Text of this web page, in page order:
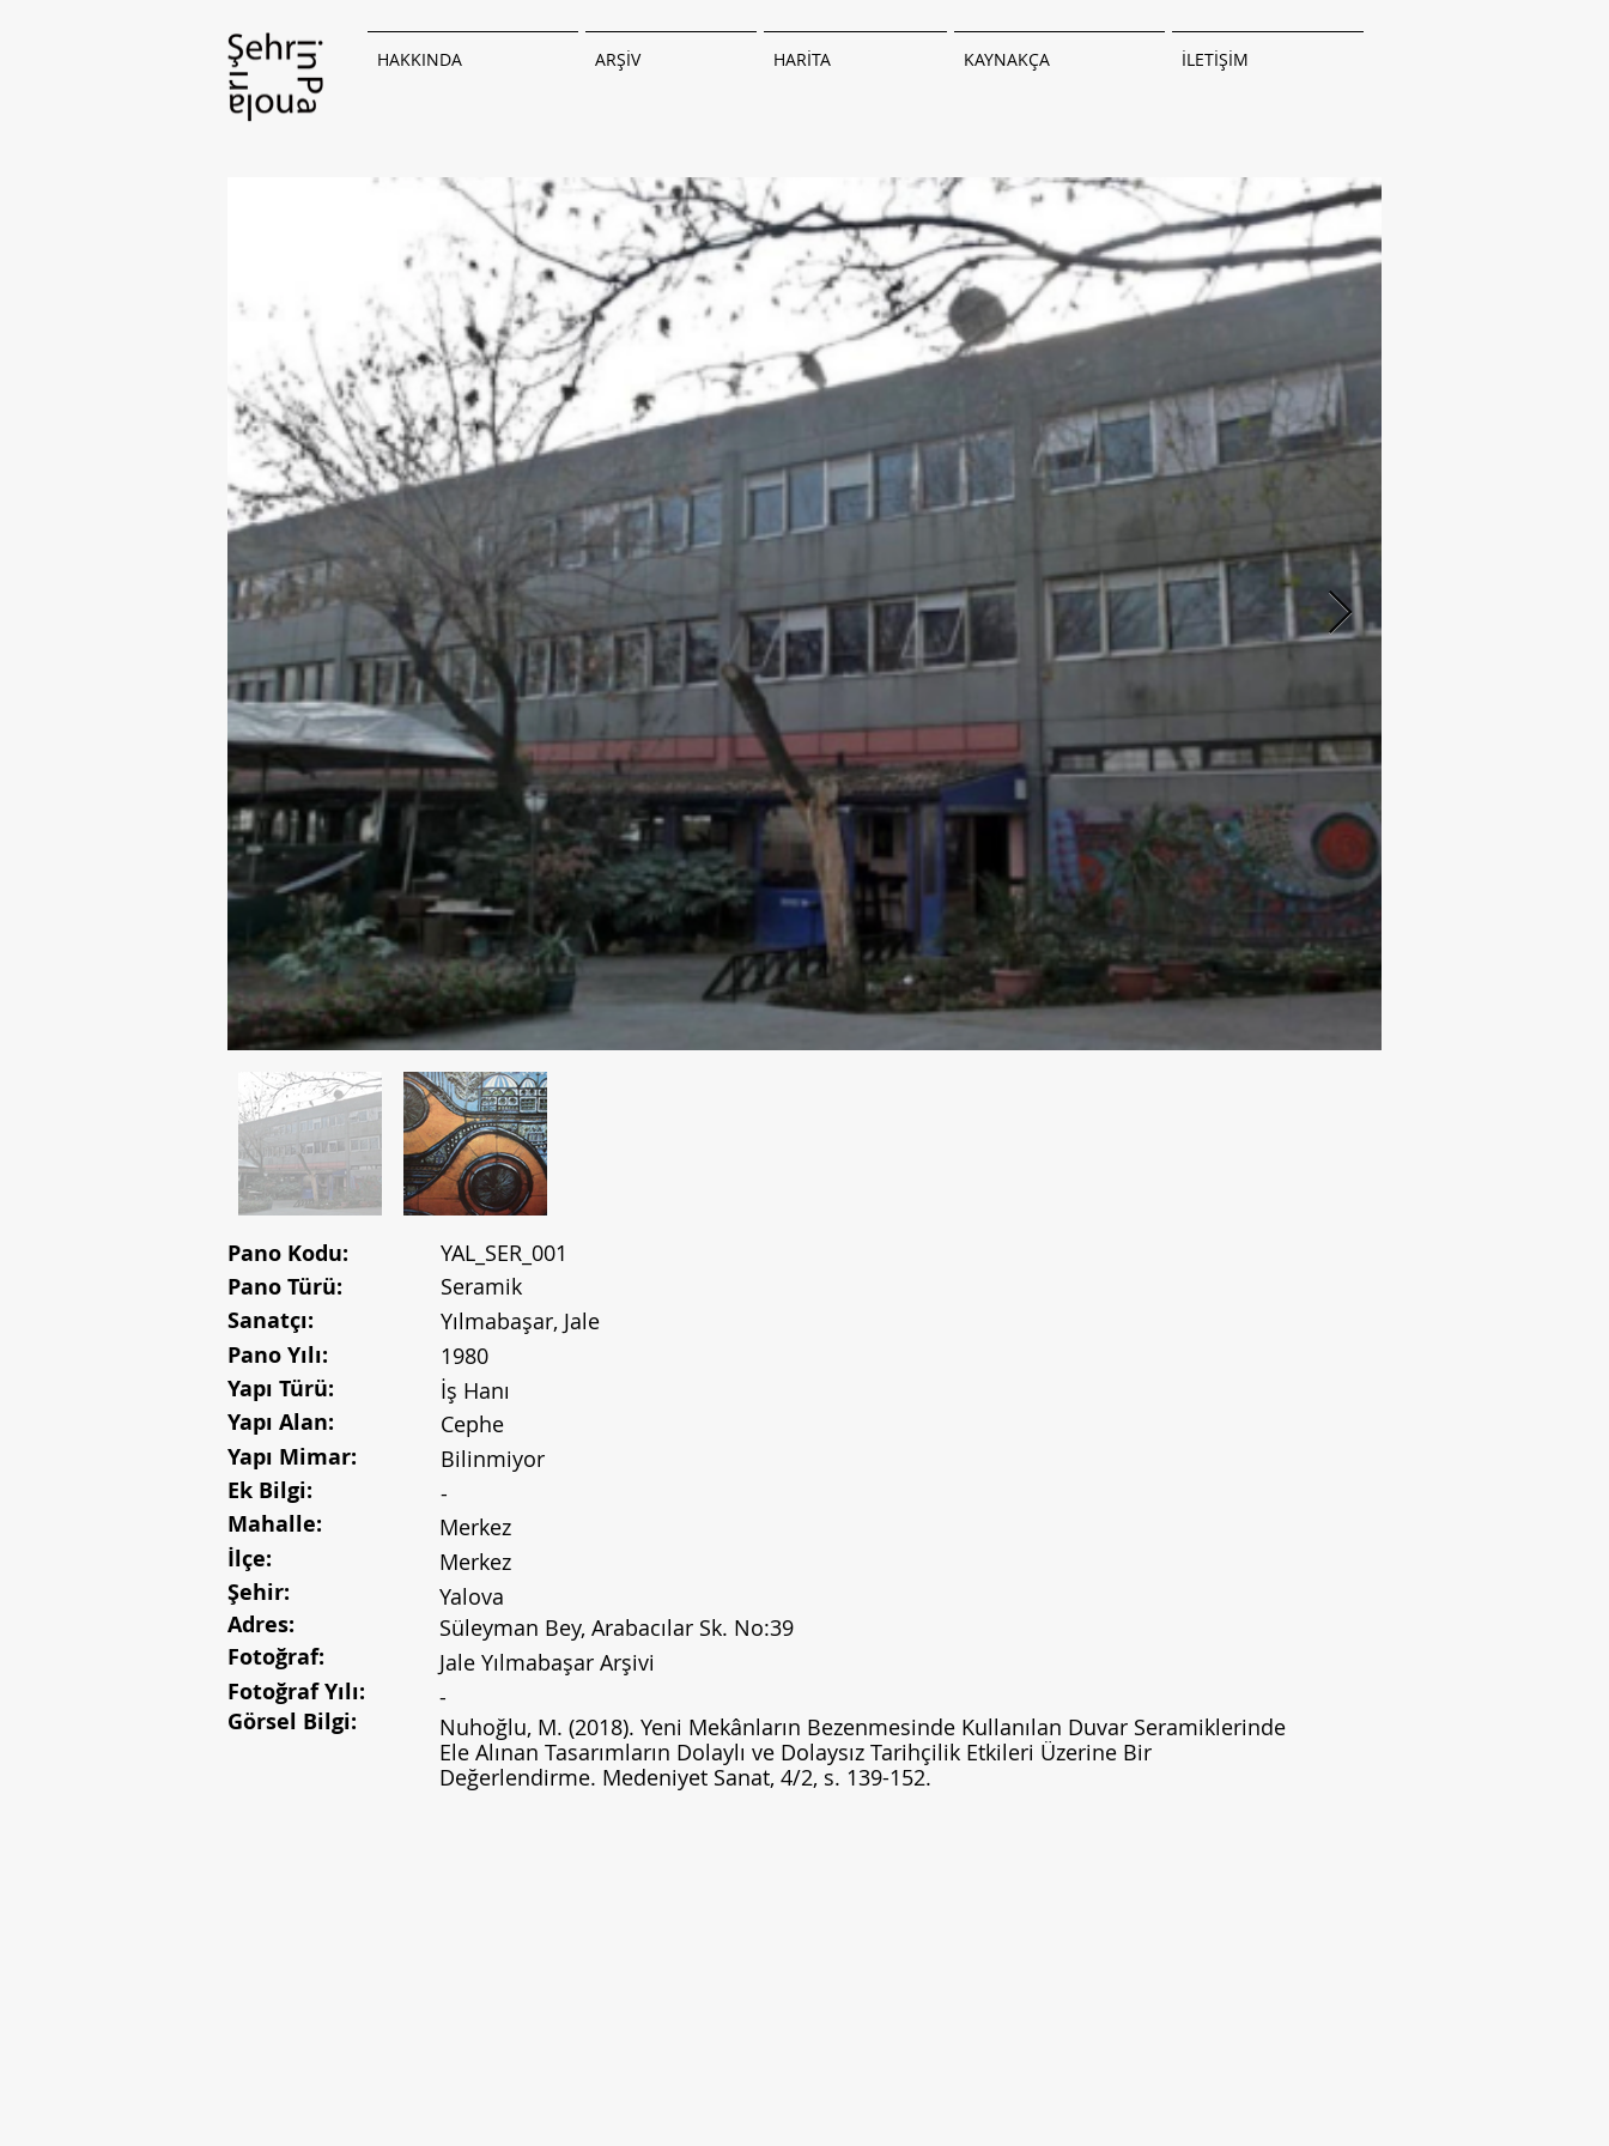
HAKKINDA ARŞİV HARİTA KAYNAKÇA İLETİŞİM
Pano Kodu:
Pano Türü:
Sanatçı:
Pano Yılı:
Yapı Türü:
Yapı Alan:
Yapı Mimar:
Ek Bilgi:
Mahalle:
İlçe:
Şehir:
Adres:
Fotoğraf:
Fotoğraf Yılı:
Görsel Bilgi:
YAL_SER_001
Seramik
Yılmabaşar, Jale
1980
İş Hanı
Cephe
Bilinmiyor
-
Merkez
Merkez
Yalova
Süleyman Bey, Arabacılar Sk. No:39
Jale Yılmabaşar Arşivi
-
Nuhoğlu, M. (2018). Yeni Mekânların Bezenmesinde Kullanılan Duvar Seramiklerinde
Ele Alınan Tasarımların Dolaylı ve Dolaysız Tarihçilik Etkileri Üzerine Bir
Değerlendirme. Medeniyet Sanat, 4/2, s. 139-152.